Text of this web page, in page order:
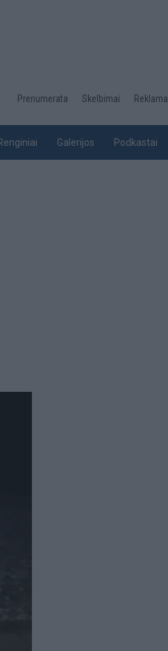
Desktop
top
Prenumerata Skelbimai Reklama
Galerijos Podkastai